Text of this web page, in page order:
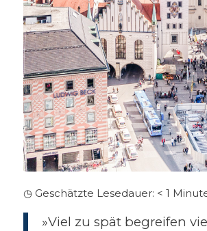
◷ Geschätzte Lesedauer: < 1
»Viel zu spät begreifen